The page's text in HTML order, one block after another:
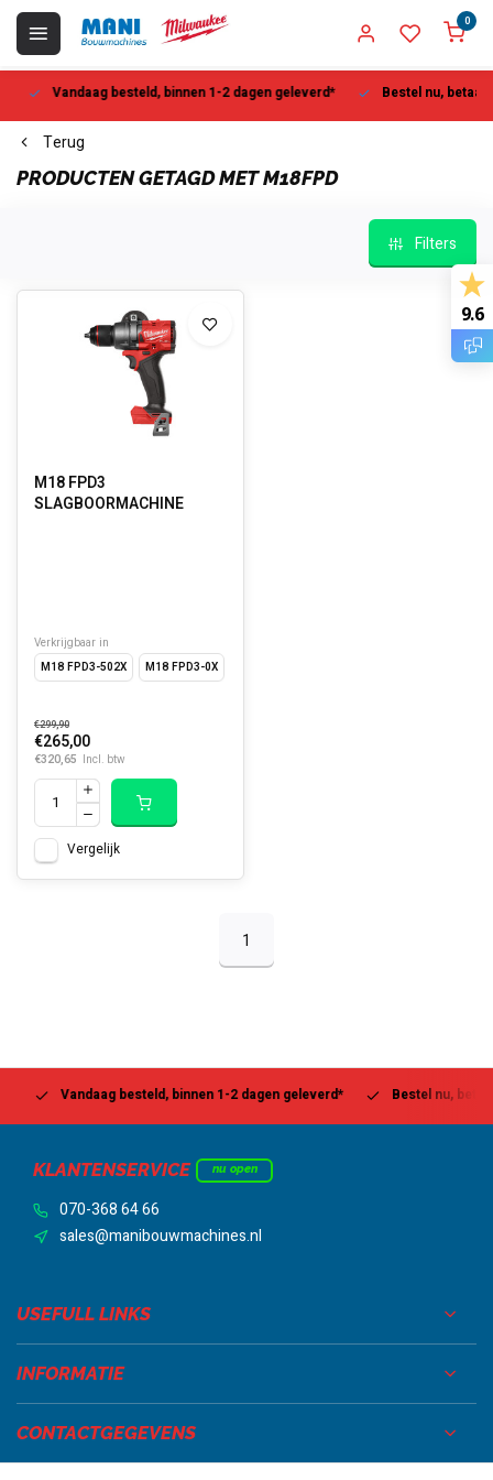
0
Vandaag besteld, binnen 1-2 dagen geleverd* Bestel nu, betaal
Terug
PRODUCTEN GETAGD MET M18FPD
Filters
M18 FPD3
SLAGBOORMACHINE
Verkrijgbaar in
M18 FPD3-502X
M18 FPD3-0X
€299,90
€265,00
€320,65 Incl. btw
Vergelijk
1
Vandaag besteld, binnen 1-2 dagen geleverd* Bestel nu, betaal
KLANTENSERVICE nu open
070-368 64 66
sales@manibouwmachines.nl
USEFULL LINKS
INFORMATIE
CONTACTGEGEVENS
9.6